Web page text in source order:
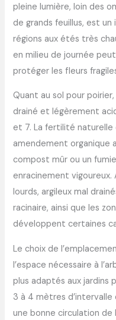
pleine lumière, loin des
de grands feuillus, est
régions aux étés très
en milieu de journée
protéger les fleurs
Quant au sol pour
drainé et légèrement
et 7. La fertilité
amendement organique
compost mûr ou un
enracinement
lourds, argileux mal
racinaire, ainsi que les
développent certaines
Le choix de
l’espace nécessaire à
plus adaptés aux jardins
3 à 4 mètres
une bonne circulation de